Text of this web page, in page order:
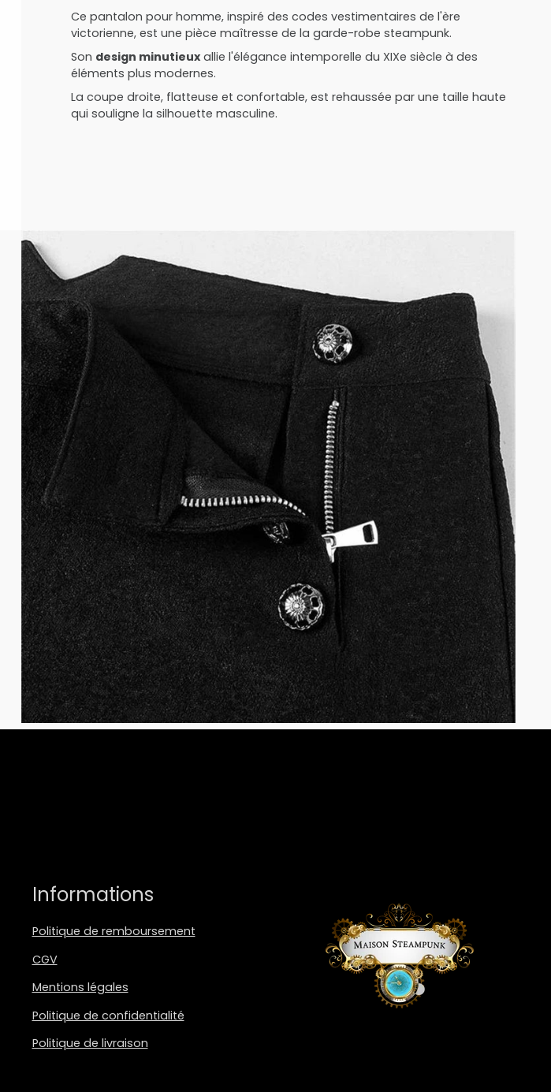
Ce pantalon pour homme, inspiré des codes vestimentaires de l'ère
victorienne, est une pièce maîtresse de la garde-robe steampunk.
Son design minutieux allie l'élégance intemporelle du XIXe siècle à des
éléments plus modernes.
La coupe droite, flatteuse et confortable, est rehaussée par une taille haute
qui souligne la silhouette masculine.
Informations
Politique de remboursement
CGV
Mentions légales
Politique de confidentialité
Politique de livraison